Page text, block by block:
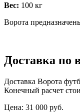
Вес: 100 кг
Ворота
Доставка по
Доставка Ворота
Конечный расчет
Цена: 31 000 руб.